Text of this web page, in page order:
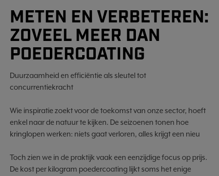
METEN EN VERBETEREN:
ZOVEEL MEER DAN
POEDERCOATING
Duurzaamheid en efficiëntie als sleutel tot
concurrentiekracht
Wie inspiratie zoekt voor de toekomst van onze sector, hoeft
enkel naar de natuur te kijken. De seizoenen tonen hoe
kringlopen werken: niets gaat verloren, alles krijgt een nieu
Toch zien we in de praktijk vaak een eenzijdige focus op prijs.
De kost per kilogram poedercoating lijkt soms het enige